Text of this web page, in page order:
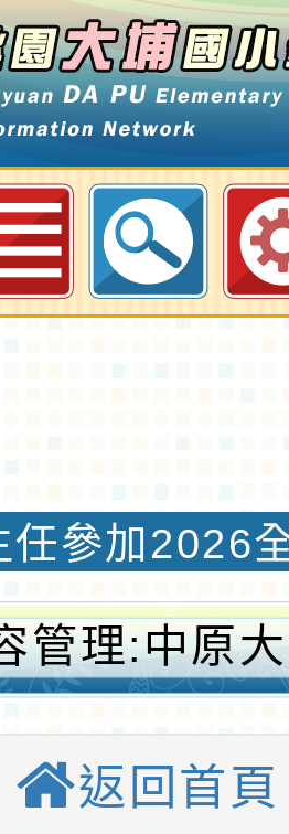
中華民國112年全
種類日程表-桃園
全國教
管理:中原
專校院運動
返回首頁